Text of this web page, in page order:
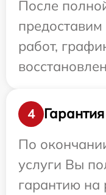
После
работ,
4
Гарантия
По
услуги Вы
гарантию на